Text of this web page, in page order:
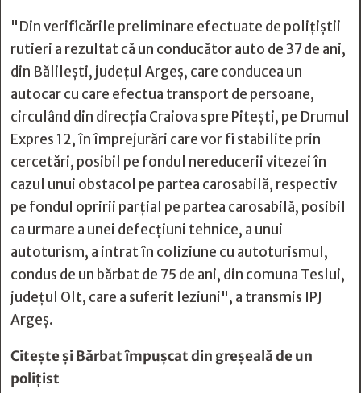
"Din verificările preliminare efectuate de polițiștii
rutieri a rezultat că un conducător auto de 37 de ani,
din Bălilești, județul Argeș, care conducea un
autocar cu care efectua transport de persoane,
circulând din direcția Craiova spre Pitești, pe Drumul
Expres 12, în împrejurări care vor fi stabilite prin
cercetări, posibil pe fondul nereducerii vitezei în
cazul unui obstacol pe partea carosabilă, respectiv
pe fondul opririi parțial pe partea carosabilă, posibil
ca urmare a unei defecțiuni tehnice, a unui
autoturism, a intrat în coliziune cu autoturismul,
condus de un bărbat de 75 de ani, din comuna Teslui,
județul Olt, care a suferit leziuni", a transmis IPJ
Argeș.
Citește șiBărbat împușcat din greșeală de un
polițist